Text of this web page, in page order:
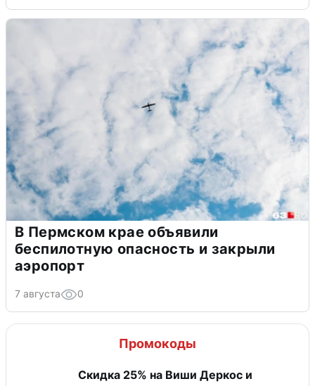
В Пермском крае объявили
беспилотную опасность и закрыли
аэропорт
7 августа 0
Промокоды
Скидка 25% на Виши Деркос и